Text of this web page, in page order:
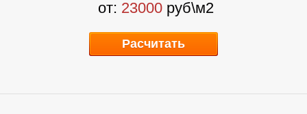
от: 23000руб\м2
Расчитать